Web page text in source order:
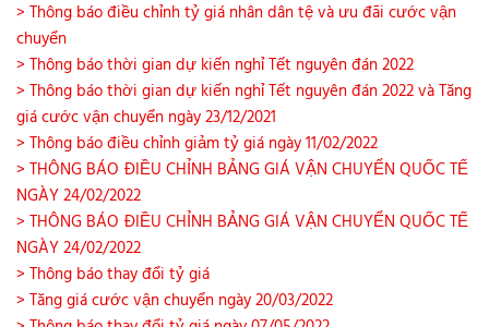
> Thông báo điều chỉnh tỷ giá nhân dân tệ và ưu đãi cước vận
chuyển
> Thông báo thời gian dự kiến nghỉ Tết nguyên đán 2022
> Thông báo thời gian dự kiến nghỉ Tết nguyên đán 2022 và Tăng
giá cước vận chuyển ngày 23/12/2021
> Thông báo điều chỉnh giảm tỷ giá ngày 11/02/2022
> THÔNG BÁO ĐIỀU CHỈNH BẢNG GIÁ VẬN CHUYỂN QUỐC TẾ
NGÀY 24/02/2022
> THÔNG BÁO ĐIỀU CHỈNH BẢNG GIÁ VẬN CHUYỂN QUỐC TẾ
NGÀY 24/02/2022
> Thông báo thay đổi tỷ giá
> Tăng giá cước vận chuyển ngày 20/03/2022